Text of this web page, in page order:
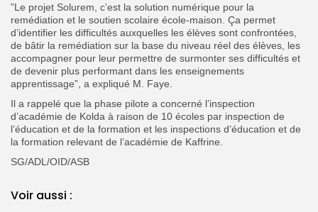
”Le projet Solurem, c’est la solution numérique pour la
remédiation et le soutien scolaire école-maison. Ça permet
d’identifier les difficultés auxquelles les élèves sont confrontées,
de bâtir la remédiation sur la base du niveau réel des élèves, les
accompagner pour leur permettre de surmonter ses difficultés et
de devenir plus performant dans les enseignements
apprentissage”, a expliqué M. Faye.
Il a rappelé que la phase pilote a concerné l’inspection
d’académie de Kolda à raison de 10 écoles par inspection de
l’éducation et de la formation et les inspections d’éducation et de
la formation relevant de l’académie de Kaffrine.
SG/ADL/OID/ASB
Voir aussi :